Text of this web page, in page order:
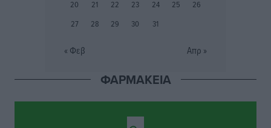
Γιώργος Χατζημάρκος: Στηρίζουμε τις εκδηλώσεις
δικαίωμα όλων και δύναμη ζωής
20
21 22 23 24 25
26
27
28 29 30 31
« Φεβ Απρ »
ΦΑΡΜΑΚΕΙΑ